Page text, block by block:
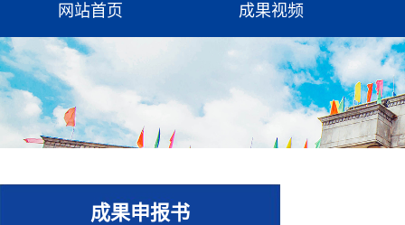
网站首页 成果视频
成果申报书